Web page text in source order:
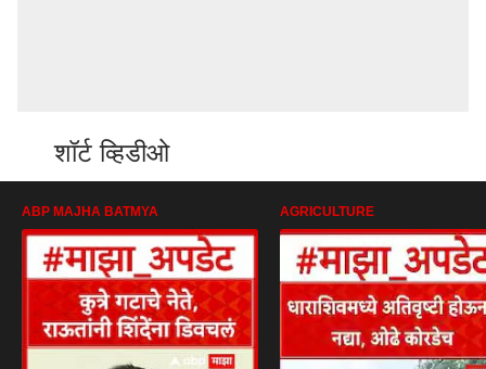
शॉर्ट व्हिडीओ
ABP MAJHA BATMYA AGRICULTURE